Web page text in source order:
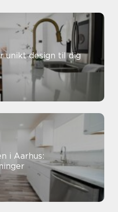
unikt design til dig
i Aarhus: